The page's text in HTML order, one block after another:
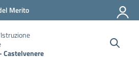
Merito
Castelvenere